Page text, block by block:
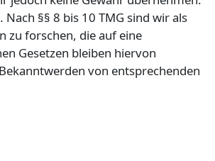
§§ 8 bis 10 TMG sind wir als
zu forschen, die auf eine
Gesetzen bleiben hiervon
von entsprechenden